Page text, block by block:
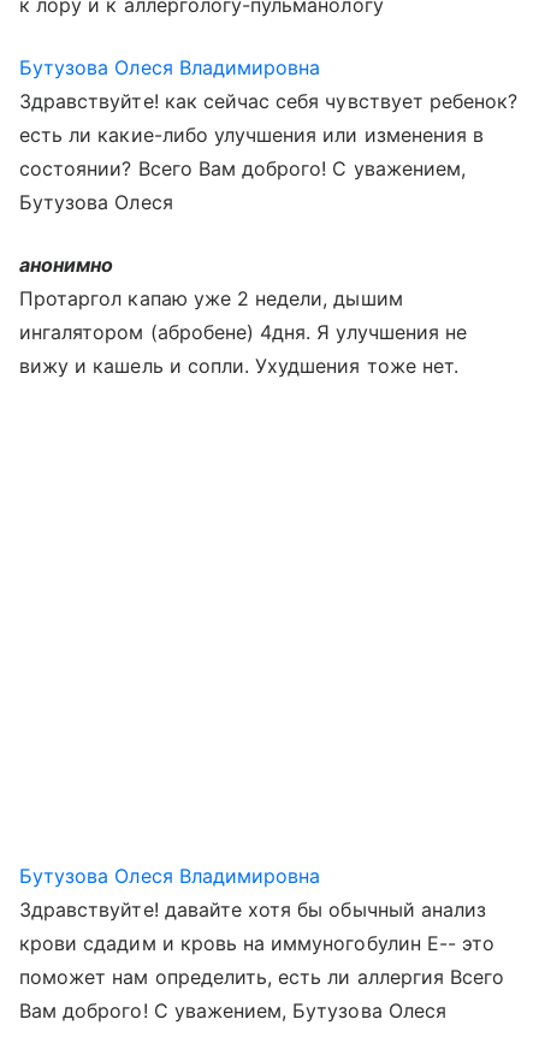
к лору и к аллергологу-пульманологу
Бутузова Олеся Владимировна
Здравствуйте! как сейчас себя чувствует ребенок?
есть ли какие-либо улучшения или изменения в
состоянии? Всего Вам доброго! С уважением,
Бутузова Олеся
анонимно
Протаргол капаю уже 2 недели, дышим
ингалятором (абробене) 4дня. Я улучшения не
вижу и кашель и сопли. Ухудшения тоже нет.
Бутузова Олеся Владимировна
Здравствуйте! давайте хотя бы обычный анализ
крови сдадим и кровь на иммуногобулин Е-- это
поможет нам определить, есть ли аллергия Всего
Вам доброго! С уважением, Бутузова Олеся